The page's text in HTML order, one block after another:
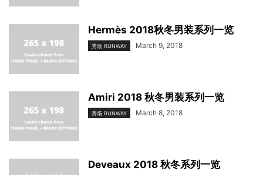
Hermès 2018秋冬男装系列一览
秀场 RUNWAY March 9, 2018
Amiri 2018 秋冬男装系列一览
秀场 RUNWAY March 8, 2018
Deveaux 2018 秋冬系列一览